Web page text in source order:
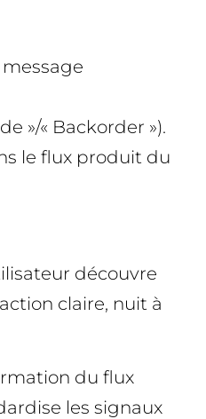
»/« Backorder »).
le flux produit du
découvre
claire, nuit à
du flux
les signaux